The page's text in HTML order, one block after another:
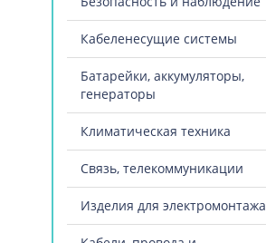
Кабеленесущие системы
Батарейки, аккумуляторы,
генераторы
Климатическая техника
Связь, телекоммуникации
Изделия для электромонтажа